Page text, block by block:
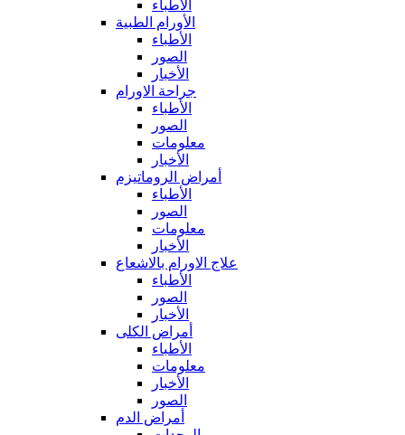
الأطباء
الأورام الطبية
الأطباء
الصور
الأخبار
جراحة الاورام
الأطباء
الصور
معلومات
الأخبار
أمراض الروماتيزم
الأطباء
الصور
معلومات
الأخبار
علاج الاورام بالاشعاع
الأطباء
الصور
الأخبار
أمراض الكلى
الأطباء
معلومات
الأخبار
الصور
أمراض الدم